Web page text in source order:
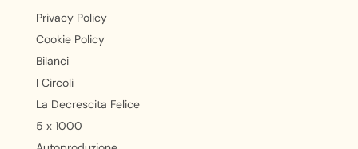
Privacy Policy
Cookie Policy
Bilanci
I Circoli
La Decrescita Felice
5 x 1000